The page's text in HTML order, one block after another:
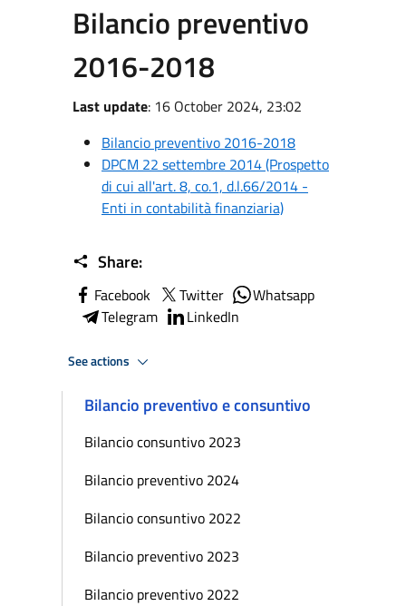
Bilancio preventivo
2016-2018
Last update: 16 October 2024, 23:02
Bilancio preventivo 2016-2018
DPCM 22 settembre 2014 (Prospetto
di cui all'art. 8, co.1, d.l.66/2014 -
Enti in contabilità finanziaria)
Share:
Facebook Twitter
Whatsapp
Telegram
LinkedIn
See actions
Bilancio preventivo e consuntivo
Bilancio consuntivo 2023
Bilancio preventivo 2024
Bilancio consuntivo 2022
Bilancio preventivo 2023
Bilancio preventivo 2022